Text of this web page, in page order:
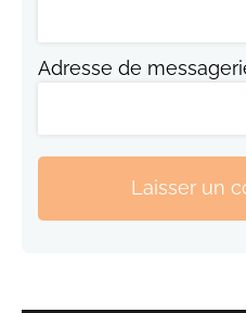
Adresse de
Laisser un